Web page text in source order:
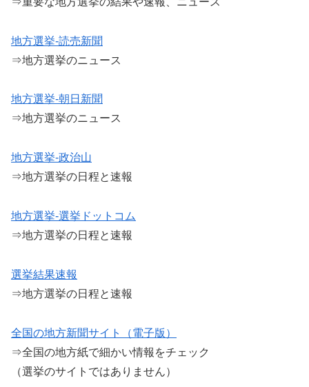
地方選挙-読売新聞
⇒地方選挙のニュース
地方選挙-朝日新聞
⇒地方選挙のニュース
地方選挙-政治山
⇒地方選挙の日程と速報
地方選挙-選挙ドットコム
⇒地方選挙の日程と速報
選挙結果速報
⇒地方選挙の日程と速報
全国の地方新聞サイト（電子版）
⇒全国の地方紙で細かい情報をチェック
（選挙のサイトではありません）